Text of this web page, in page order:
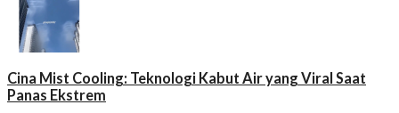
Cina Mist Cooling: Teknologi Kabut Air yang Viral Saat
Panas Ekstrem